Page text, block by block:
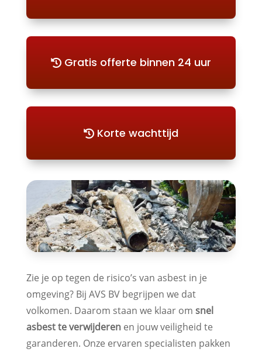
Gratis offerte binnen 24 uur
Korte wachttijd
Zie je op tegen de risico’s van asbest in je
omgeving? Bij AVS BV begrijpen we dat
volkomen. Daarom staan we klaar om snel
asbest te verwijderenen jouw veiligheid te
garanderen. Onze ervaren specialisten pakken